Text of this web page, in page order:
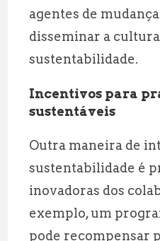
agentes de
disseminar a
sustentabilidade.
Incentivos para
sustentáveis
Outra maneira de
sustentabilidade é
inovadoras dos
exemplo, um
pode recompensar